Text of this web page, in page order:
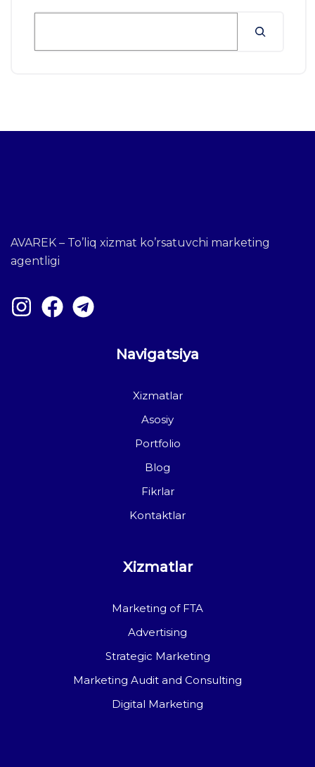
AVAREK – To’liq xizmat ko’rsatuvchi marketing
agentligi
Navigatsiya
Xizmatlar
Asosiy
Portfolio
Blog
Fikrlar
Kontaktlar
Xizmatlar
Marketing of FTA
Advertising
Strategic Marketing
Marketing Audit and Consulting
Digital Marketing